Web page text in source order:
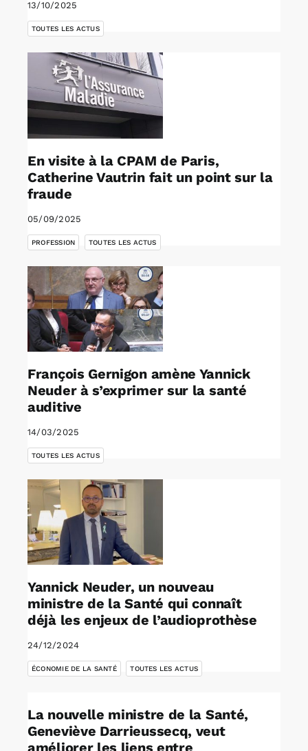
13/10/2025
TOUTES LES ACTUS
En visite à la CPAM de Paris,
Catherine Vautrin fait un point sur la
fraude
05/09/2025
PROFESSION
,
TOUTES LES ACTUS
François Gernigon amène Yannick
Neuder à s’exprimer sur la santé
auditive
14/03/2025
TOUTES LES ACTUS
Yannick Neuder, un nouveau
ministre de la Santé qui connaît
déjà les enjeux de l’audioprothèse
24/12/2024
ÉCONOMIE DE LA SANTÉ TOUTES LES ACTUS
La nouvelle ministre de la Santé,
Geneviève Darrieussecq, veut